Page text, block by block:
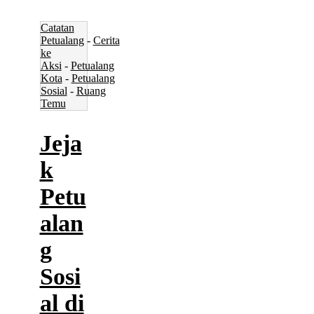
Catatan
Petualang- Cerita
ke
Aksi - Petualang
Kota - Petualang
Sosial - Ruang
Temu
Jeja
k
Petu
alan
g
Sosi
al di